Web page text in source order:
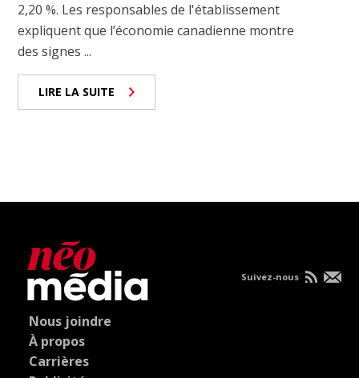
2,20 %. Les responsables de l'établissement
expliquent que l’économie canadienne montre
des signes ...
LIRE LA SUITE
Nous joindre
À propos
Carrières
Suivez-nous